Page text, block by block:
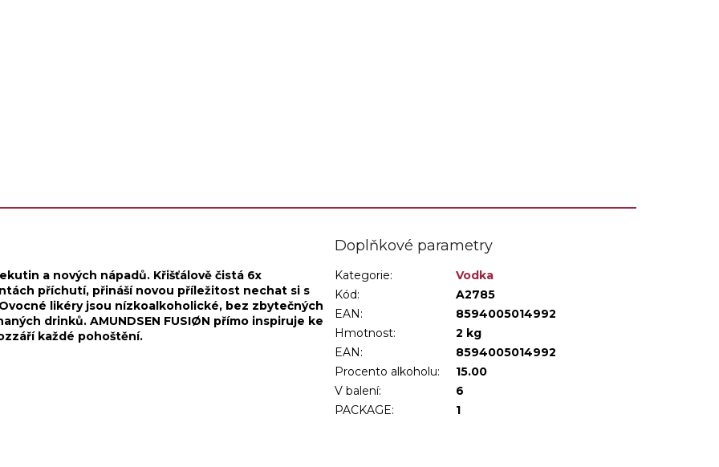
a nových nápadů. Křišťálově čistá 6x
příchutí, přináší novou příležitost nechat si s
likéry jsou nízkoalkoholické, bez zbytečných
drinků. AMUNDSEN FUSIØN přímo inspiruje ke
každé pohoštění.
Doplňkové parametry
Kategorie:
Vodka
Kód:
A2785
EAN:
8594005014992
Hmotnost:
2 kg
EAN :
8594005014992
Procento alkoholu:
15.00
V balení:
6
PACKAGE: 1